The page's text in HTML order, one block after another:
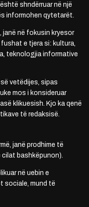
shndërruar në një
informohen qytetarët.
janë në fokusin kryesor
e tjera si: kultura,
teknologjia informative
vetëdijes, sipas
mos i konsideruar
klikuesish. Kjo ka qenë
të redaksisë.
janë prodhime të
bashkëpunon).
në uebin e
sociale, mund të